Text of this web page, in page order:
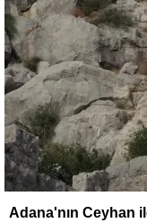
Adana'nın Ceyhan